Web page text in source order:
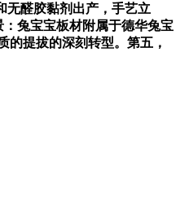
无醛胶黏剂出产，手艺立
兔宝宝板材附属于德华兔宝
提拔的深刻转型。第五，